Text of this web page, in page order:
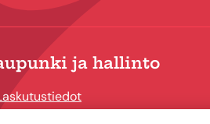
ja hallinto